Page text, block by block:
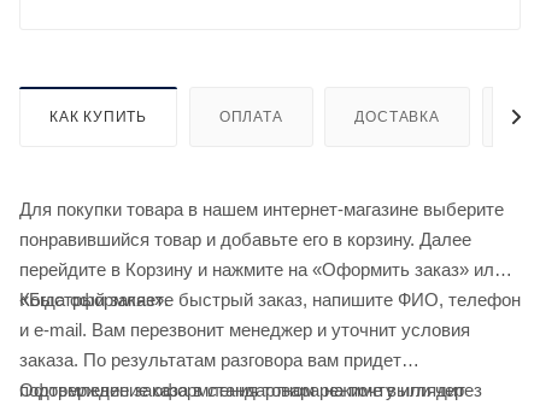
КАК КУПИТЬ ОПЛАТА ДОСТАВКА
Для покупки товара в нашем интернет-магазине выберите
понравившийся товар и добавьте его в корзину. Далее
перейдите в Корзину и нажмите на «Оформить заказ» или
«Быстрый заказ».
Когда оформляете быстрый заказ, напишите ФИО, телефон
и e-mail. Вам перезвонит менеджер и уточнит условия
заказа. По результатам разговора вам придет
подтверждение оформления товара на почту или через
Оформление заказа в стандартном режиме выглядит